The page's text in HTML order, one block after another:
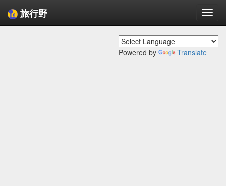
旅行野
Powered by Translate